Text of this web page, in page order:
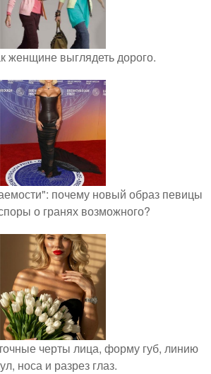
женщине выглядеть дорого.
почему новый образ певицы
о гранях возможного?
черты лица, форму губ, линию
носа и разрез глаз.